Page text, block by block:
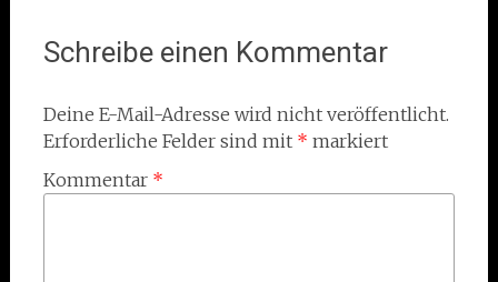
Schreibe einen Kommentar
Deine E-Mail-Adresse wird nicht veröffentlicht.
Erforderliche Felder sind mit * markiert
Kommentar *